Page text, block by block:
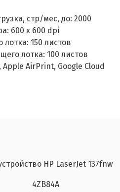
стр/мес, до: 2000
600 x 600 dpi
150 листов
лотка: 100 листов
AirPrint, Google Cloud
HP LaserJet 137fnw
4ZB84A